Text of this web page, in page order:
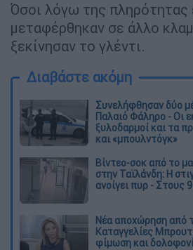
Όσοι λόγω της πληρότητας
μεταφέρθηκαν σε άλλο
ξεκίνησαν το γλέντι.
Διαβάστε ακόμη
Συνελήφθησαν δύο
Παλαιό Φάληρο - Οι
ξυλοδαρμοί και τα
και «μπουλντόγκ»
Βίντεο-σοκ από το
στην Ταϊλάνδη: Η
ανοίγει πυρ - Στους
Νέα αποχώρηση από
Καταγγελίες
φίμωση και